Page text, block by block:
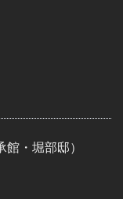
・堀部邸）